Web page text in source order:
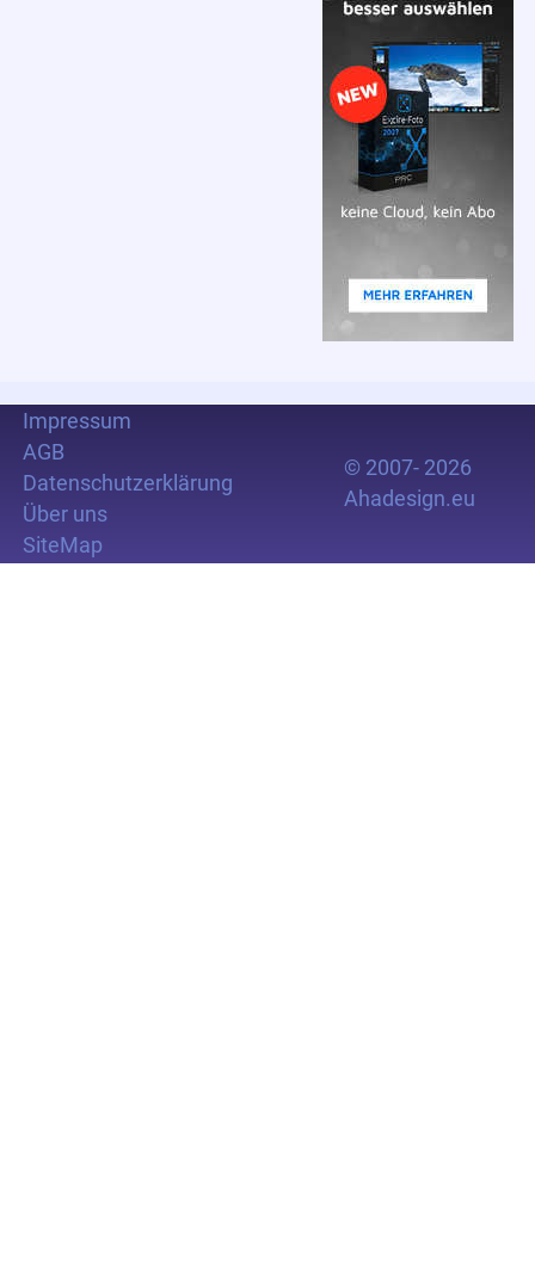
Impressum
AGB
Datenschutzerklärung
Über uns
SiteMap
© 2007- 2026
Ahadesign.eu